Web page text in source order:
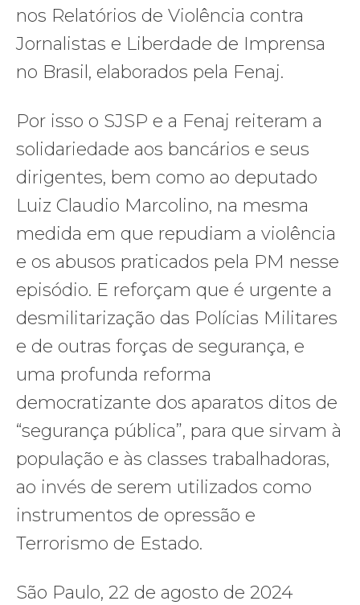
nos Relatórios de Violência contra
Jornalistas e Liberdade de Imprensa
no Brasil, elaborados pela Fenaj.
Por isso o SJSP e a Fenaj reiteram a
solidariedade aos bancários e seus
dirigentes, bem como ao deputado
Luiz Claudio Marcolino, na mesma
medida em que repudiam a violência
e os abusos praticados pela PM nesse
episódio. E reforçam que é urgente a
desmilitarização das Polícias Militares
e de outras forças de segurança, e
uma profunda reforma
democratizante dos aparatos ditos de
“segurança pública”, para que sirvam à
população e às classes trabalhadoras,
ao invés de serem utilizados como
instrumentos de opressão e
Terrorismo de Estado.
São Paulo, 22 de agosto de 2024